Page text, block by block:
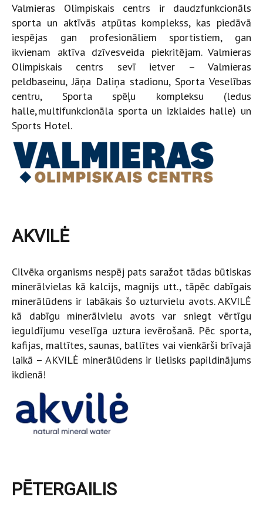
Valmieras Olimpiskais centrs ir daudzfunkcionāls
sporta un aktīvās atpūtas komplekss, kas piedāvā
iespējas gan profesionāliem sportistiem, gan
ikvienam aktīva dzīvesveida piekritējam. Valmieras
Olimpiskais centrs sevī ietver – Valmieras
peldbaseinu, Jāņa Daliņa stadionu, Sporta Veselības
centru, Sporta spēļu kompleksu (ledus
halle, multifunkcionāla sporta un izklaides halle) un
Sports Hotel.
AKVILĖ
Cilvēka organisms nespēj pats saražot tādas būtiskas
minerālvielas kā kalcijs, magnijs utt., tāpēc dabīgais
minerālūdens ir labākais šo uzturvielu avots. AKVILĖ
kā dabīgu minerālvielu avots var sniegt vērtīgu
ieguldījumu veselīga uztura ievērošanā. Pēc sporta,
kafijas, maltītes, saunas, ballītes vai vienkārši brīvajā
laikā – AKVILĖ minerālūdens ir lielisks papildinājums
ikdienā!
PĒTERGAILIS